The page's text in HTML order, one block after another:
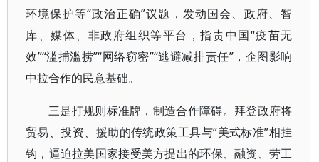
环境保护等“政治正确”议题，发动国会、政府、智
库、媒体、非政府组织等平台，指责中国“疫苗无
效”“滥捕滥捞”“网络窃密”“逃避减排责任”，企图影响
中拉合作的民意基础。
三是打规则标准牌，制造合作障碍。拜登政府将
贸易、投资、援助的传统政策工具与“美式标准”相挂
钩，逼迫拉美国家接受美方提出的环保、融资、劳工